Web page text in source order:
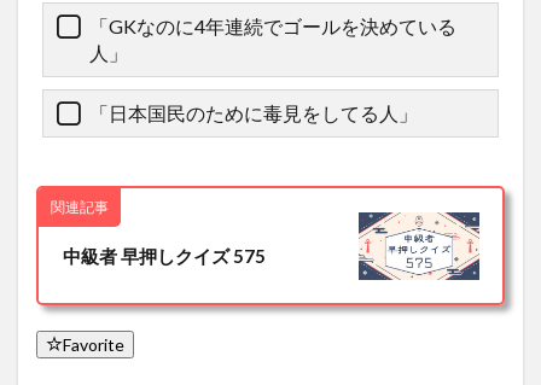
「GKなのに4年連続でゴールを決めている
人」
「日本国民のために毒見をしてる人」
関連記事
中級者 早押しクイズ 575
Favorite